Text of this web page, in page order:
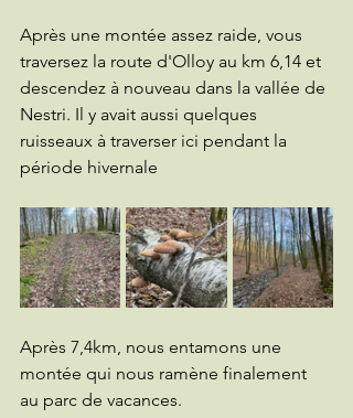
Après une montée assez raide, vous
traversez la route d'Olloy au km 6,14 et
descendez à nouveau dans la vallée de
Nestri. Il y avait aussi quelques
ruisseaux à traverser ici pendant la
période hivernale
Après 7,4km, nous entamons une
montée qui nous ramène finalement
au parc de vacances.